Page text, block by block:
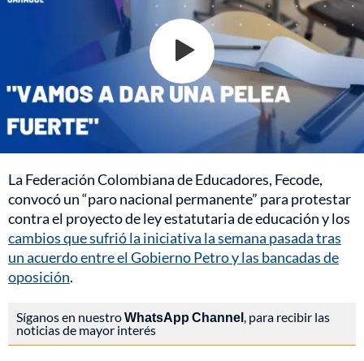
La Federación Colombiana de Educadores, Fecode,
convocó un “paro nacional permanente” para protestar
contra el proyecto de ley estatutaria de educación y los
cambios que sufrió la iniciativa la semana pasada tras
un acuerdo entre el Gobierno Petro y las bancadas de
oposición.
Síganos en nuestroWhatsApp Channel , para recibir las
noticias de mayor interés